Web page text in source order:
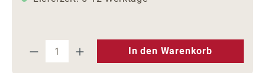
Produkt Anzahl: Gib den
In den Warenkorb